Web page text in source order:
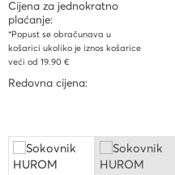
Cijena za jednokratno
plaćanje:
*Popust se obračunava u
košarici ukoliko je iznos košarice
veći od 19.90 €
Redovna cijena: